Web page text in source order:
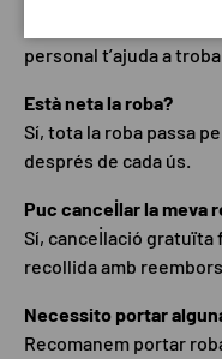
personal t’ajuda a
Està neta la roba?
Sí, tota la roba passa
després de cada ús.
Puc cancel·lar la meva
Sí, cancel·lació
recollida amb
Necessito portar
Recomanem portar